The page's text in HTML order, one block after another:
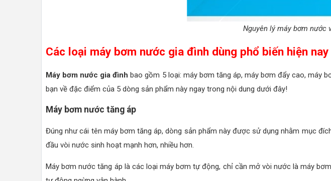
Nguyên lý máy bơm nước
Các loại máy bơm nước gia đình dùng phổ biến hiện nay
Máy bơm nước gia đình bao gồm 5 loại: máy bơm tăng áp, máy bơm đẩy cao, máy
bạn về đặc điểm của 5 dòng sản phẩm này ngay trong nội dung dưới đây!
Máy bơm nước tăng áp
Đúng như cái tên máy bơm tăng áp, dòng sản phẩm này được sử dụng nhằm mục
đầu vòi nước sinh hoạt mạnh hơn, nhiều hơn.
Máy bơm nước tăng áp là các loại máy bơm tự động, chỉ cần mở vòi nước là máy